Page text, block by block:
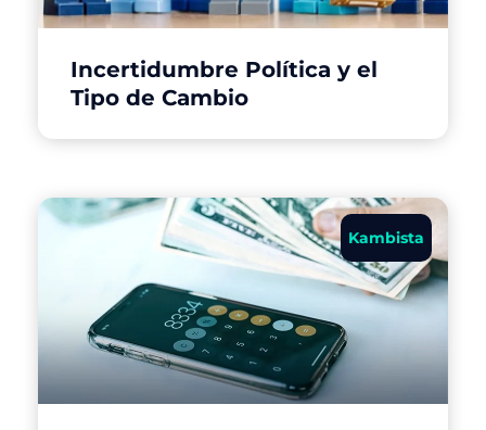
Incertidumbre Política y el
Tipo de Cambio
Kambista